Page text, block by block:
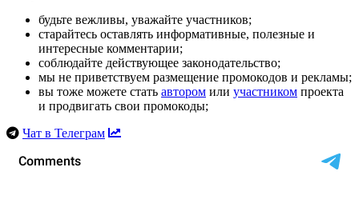
будьте вежливы, уважайте участников;
старайтесь оставлять информативные, полезные и
интересные комментарии;
соблюдайте действующее законодательство;
мы не приветствуем размещение промокодов и рекламы;
вы тоже можете стать автором или участником проекта
и продвигать свои промокоды;
Чат в Телеграм